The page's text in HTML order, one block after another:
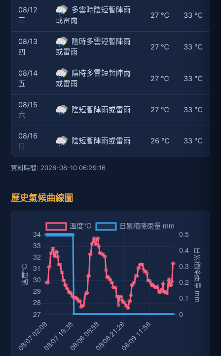
08/12
三
多雲時陰短暫陣雨
或雷雨
27 ℃ 33 ℃
08/13
四
陰時多雲短暫陣雨
或雷雨
27 ℃ 33 ℃
08/14
五
陰時多雲短暫陣雨
或雷雨
27 ℃ 33 ℃
08/15
六
陰短暫陣雨或雷雨 27 ℃ 33 ℃
08/16
日
陰短暫陣雨或雷雨 26 ℃ 33 ℃
資料時間: 2026-08-10 06:29:16
歷史氣候曲線圖